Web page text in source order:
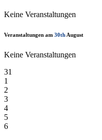
Keine Veranstaltungen
Veranstaltungen am 30th August
Keine Veranstaltungen
31
1
2
3
4
5
6